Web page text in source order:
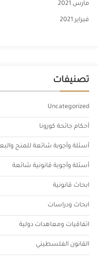
مارس 2021
فبراير 2021
تصنيفات
Uncategorized
أحكام جائحة كورونا
أسئلة وأجوبة شائعة للمنح
أسئلة وأجوبة قانونية شائعة
ابحاث قانونية
ابحاث ودراسات
اتفاقيات ومعاهدات دولية
القانون الفلسطيني